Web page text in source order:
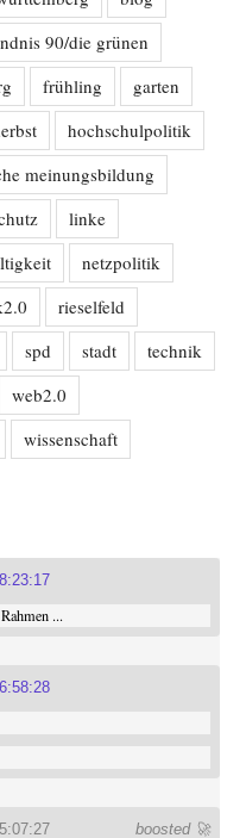
90/die grünen
frühling
garten
hochschulpolitik
meinungsbildung
linke
netzpolitik
rieselfeld
spd stadt
technik
web2.0
wissenschaft
...
boosted 🚀